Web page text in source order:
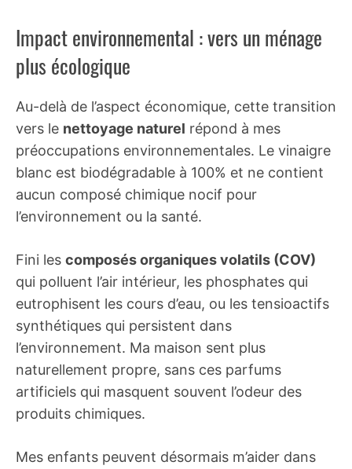
Impact environnemental : vers un ménage
plus écologique
Au-delà de l’aspect économique, cette transition
vers le nettoyage naturel répond à mes
préoccupations environnementales. Le vinaigre
blanc est biodégradable à 100% et ne contient
aucun composé chimique nocif pour
l’environnement ou la santé.
Fini les composés organiques volatils (COV)
qui polluent l’air intérieur, les phosphates qui
eutrophisent les cours d’eau, ou les tensioactifs
synthétiques qui persistent dans
l’environnement. Ma maison sent plus
naturellement propre, sans ces parfums
artificiels qui masquent souvent l’odeur des
produits chimiques.
Mes enfants peuvent désormais m’aider dans